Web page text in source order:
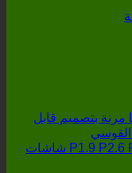
شاشات LED مرنة بتصميم قابل
القوسي
P1.9 P2.6 P2.9 P3.91 شاشات